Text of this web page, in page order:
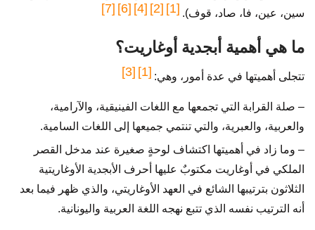
سين، عين، فا، صاد، قوف). [1]
[2]
[4]
[6]
[7]
ما هي أهمية أبجدية أوغاريت؟
تتجلى أهميتها في عدة أمور، وهي: [1]
[3]
– صلة القرابة التي تجمعها مع اللغات الفينيقية، والآرامية،
والعربية، والعبرية، والتي تنتمي جميعها إلى اللغات السامية.
– وما زاد في أهميتها اكتشاف لوحةٍ صغيرة عند مدخل القصر
الملكي في أوغاريت مكتوبٌ عليها أحرف الأبجدية الأوغاريتية
الثلاثون بترتيبها الشائع في العهد الأوغاريتي، والذي ظهر فيما بعد
أنه الترتيب نفسه الذي تتبع نهجه اللغة العربية واليونانية.